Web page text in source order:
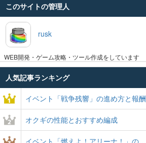
このサイトの管理人
rusk
開発・ゲーム攻略・ツール作成をしています
人気記事ランキング
イベント「戦争残響」の進め方と報酬
オクギの性能とおすすめ編成
イベント「燃えよ！アリーナ！」の…